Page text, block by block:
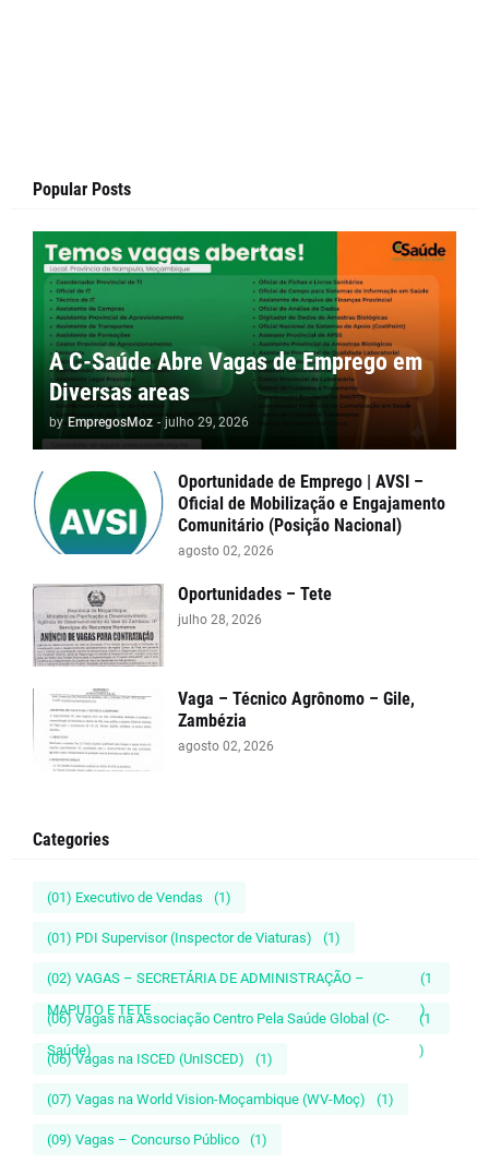
Popular Posts
A C-Saúde Abre Vagas de Emprego em
Diversas areas
by EmpregosMoz - julho 29, 2026
Oportunidade de Emprego | AVSI –
Oficial de Mobilização e Engajamento
Comunitário (Posição Nacional)
agosto 02, 2026
Oportunidades – Tete
julho 28, 2026
Vaga – Técnico Agrônomo – Gile,
Zambézia
agosto 02, 2026
Categories
(01) Executivo de Vendas (1)
(01) PDI Supervisor (Inspector de Viaturas) (1)
(02) VAGAS – SECRETÁRIA DE ADMINISTRAÇÃO –
MAPUTO E TETE
(1
)
(06) Vagas na Associação Centro Pela Saúde Global (C-
Saúde)
(1
)
(06) Vagas na ISCED (UnISCED) (1)
(07) Vagas na World Vision-Moçambique (WV-Moç) (1)
(09) Vagas – Concurso Público (1)